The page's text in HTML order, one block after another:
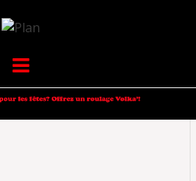
VOLKANIK-
ENDURANCE
Menu